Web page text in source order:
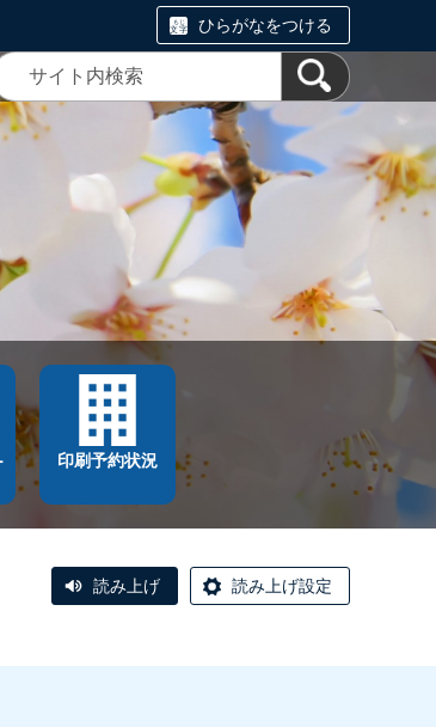
ひらがなをつける
印刷予約状況
読み上げ 読み上げ設定